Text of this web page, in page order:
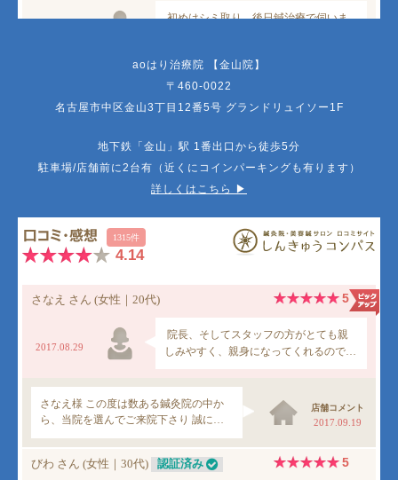
aoはり治療院 【金山院】
〒460-0022
名古屋市中区金山3丁目12番5号 グランドリュイソー1F
地下鉄「金山」駅 1番出口から徒歩5分
駐車場/店舗前に2台有（近くにコインパーキングも有ります）
詳しくはこちら ▶︎